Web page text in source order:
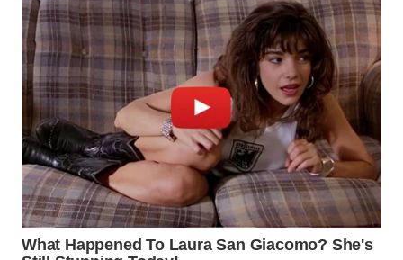
WN
DEPOK
WN
TAPANULI
UTARA
WN
SAMOSIR